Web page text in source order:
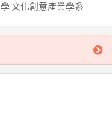
文化創意產業學系